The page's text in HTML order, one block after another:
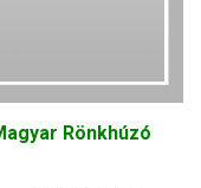
Rönkhúzó